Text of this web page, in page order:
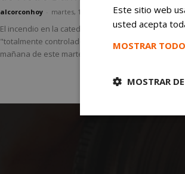
alcorconhoy martes, 16 de abril de 2019
El incendio en la catedral Notre Dame de París
"totalmente controlado" a primera hora de la
mañana de este martes, pero ahora la...
Este sitio web
usted acepta
MOSTRAR
MOSTRAR
Cookies